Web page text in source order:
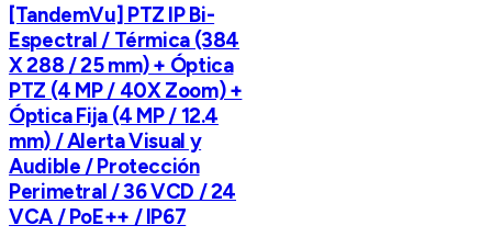
[TandemVu] PTZ IP Bi-
Espectral / Térmica (384
X 288 / 25 mm) + Óptica
PTZ (4 MP / 40X Zoom) +
Óptica Fija (4 MP / 12.4
mm) / Alerta Visual y
Audible / Protección
Perimetral / 36 VCD / 24
VCA / PoE++ / IP67